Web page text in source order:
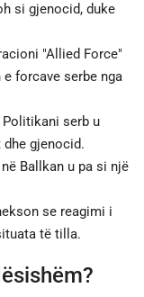
si gjenocid, duke
"Allied Force"
forcave serbe nga
Politikani serb u
gjenocid.
Ballkan u pa si një
se reagimi i
të tilla.